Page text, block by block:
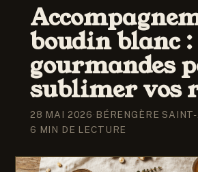
boudin blanc :
gourmandes
sublimer vos
28 MAI 2026·BÉRENGÈRE
6 MIN DE LECTURE